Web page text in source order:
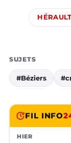
HÉRAULT
SUJETS
#Béziers
FIL INFO
HIER